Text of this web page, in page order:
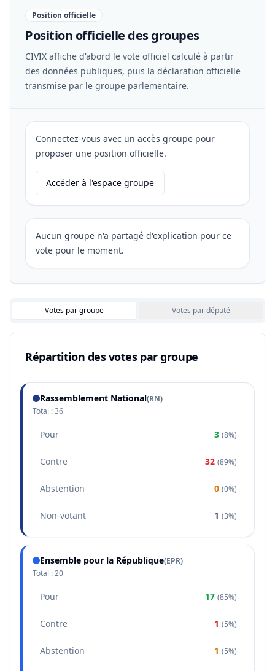
Position officielle
Position officielle des groupes
CIVIX affiche d'abord le vote officiel calculé à partir
des données publiques, puis la déclaration officielle
transmise par le groupe parlementaire.
Connectez-vous avec un accès groupe pour
proposer une position officielle.
Accéder à l'espace groupe
Aucun groupe n'a partagé d'explication pour ce
vote pour le moment.
Votes par groupe Votes par député
Répartition des votes par groupe
Rassemblement National(RN)
Total :36
Pour 3 (8%)
Contre 32 (89%)
Abstention 0 (0%)
Non-votant 1 (3%)
Ensemble pour la République(EPR)
Total :20
Pour 17 (85%)
Contre 1 (5%)
Abstention 1 (5%)